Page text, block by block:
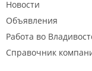
Новости
Объявления
Работа во
Справочник